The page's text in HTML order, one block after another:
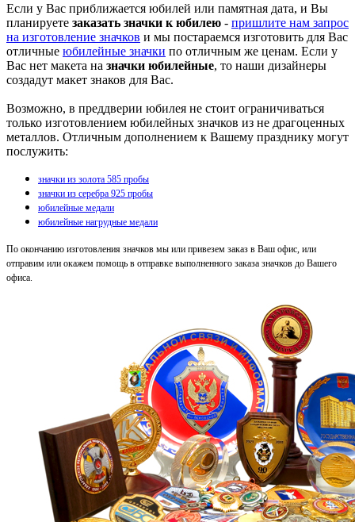
Если у Вас приближается юбилей или памятная дата, и Вы
планируете заказать значки к юбилею - пришлите нам запрос
на изготовление значков и мы постараемся изготовить для Вас
отличные юбилейные значки по отличным же ценам. Если у
Вас нет макета на значки юбилейные, то наши дизайнеры
создадут макет знаков для Вас.
Возможно, в преддверии юбилея не стоит ограничиваться
только изготовлением юбилейных значков из не драгоценных
металлов. Отличным дополнением к Вашему празднику могут
послужить:
значки из золота 585 пробы
значки из серебра 925 пробы
юбилейные медали
юбилейные нагрудные медали
По окончанию изготовления значков мы или привезем заказ в Ваш офис, или
отправим или окажем помощь в отправке выполненного заказа значков до Вашего
офиса.